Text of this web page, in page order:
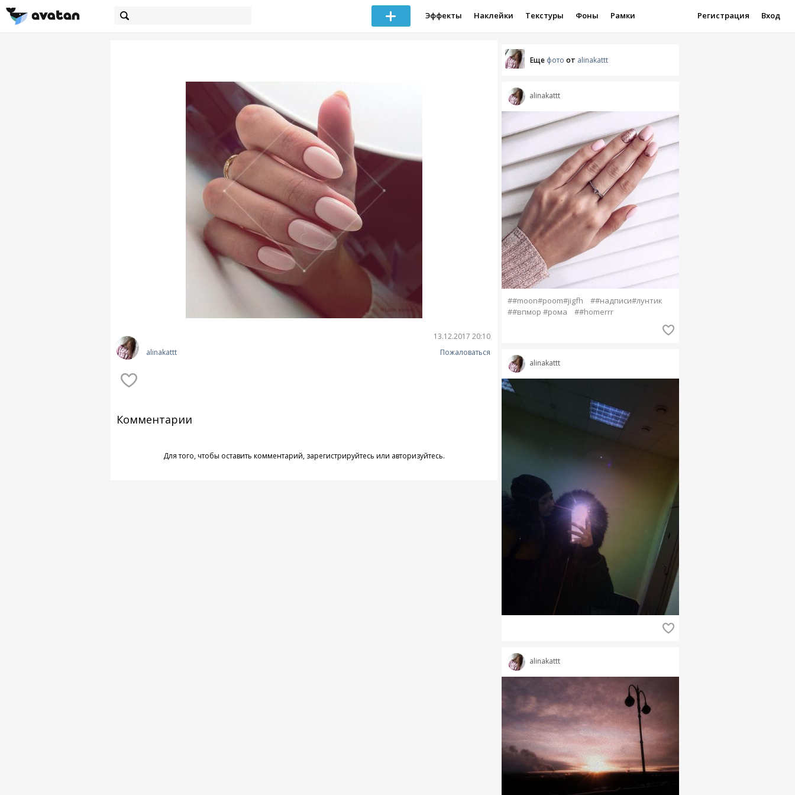
Эффекты Наклейки Текстуры Фоны Рамки Регистрация Вход
alinakattt
13.12.2017 20:10
Пожаловаться
Комментарии
Для того, чтобы оставить комментарий, зарегистрируйтесь или авторизуйтесь.
Еще фото от alinakattt
alinakattt
##moon#poom#jigfh
##надписи#лунтик
##впмор #рома
##homerrr
alinakattt
alinakattt